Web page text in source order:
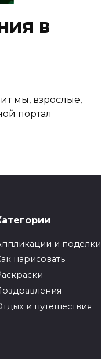
в
мы, взрослые,
портал
В этом, 2015
и поделки
нарисовать
и путешествия